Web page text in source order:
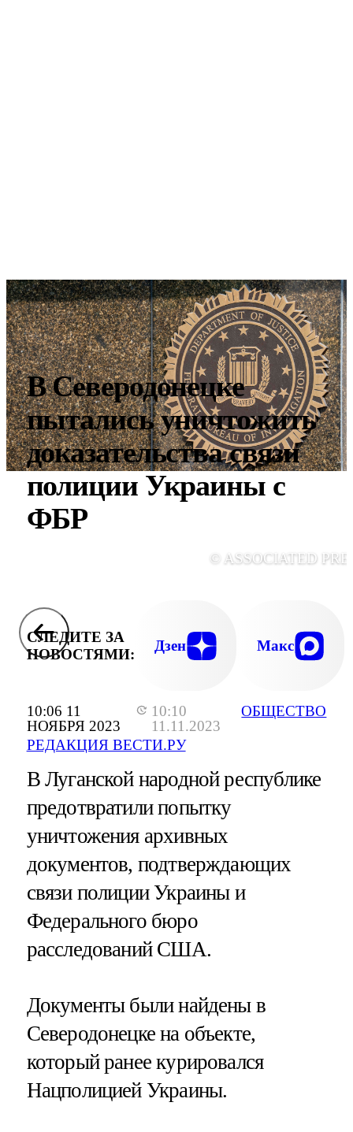
10:06 11
НОЯБРЯ 2023
10:10
11.11.2023
РЕДАКЦИЯ ВЕСТИ.РУ
ОБЩЕСТВО
В Северодонецке
пытались уничтожить
доказательства связи
полиции Украины с
ФБР
© ASSOCIATED
СЛЕДИТЕ ЗА
НОВОСТЯМИ:
Дзен Макс
В Луганской народной республике
предотвратили попытку
уничтожения архивных
документов, подтверждающих
связи полиции Украины и
Федерального бюро
расследований США.
Документы были найдены в
Северодонецке на объекте,
который ранее курировался
Нацполицией Украины.